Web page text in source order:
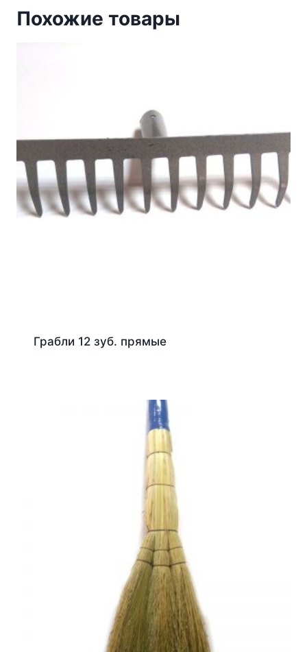
Похожие товары
Грабли 12 зуб. прямые